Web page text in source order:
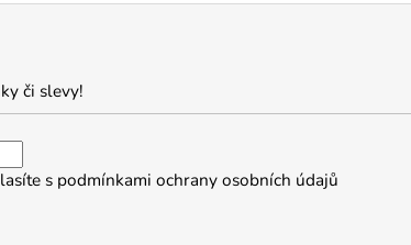
či slevy!
s podmínkami ochrany osobních údajů